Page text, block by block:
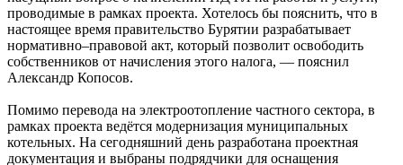
проводимые в рамках проекта. Хотелось бы пояснить, что в
настоящее время правительство Бурятии разрабатывает
нормативно–правовой акт, который позволит освободить
собственников от начисления этого налога, — пояснил
Александр Копосов.
Помимо перевода на электроотопление частного сектора, в
рамках проекта ведётся модернизация муниципальных
котельных. На сегодняшний день разработана проектная
документация и выбраны подрядчики для оснащения